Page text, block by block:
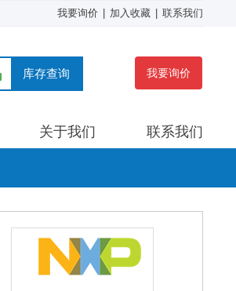
我要询价 加入收藏 联系我们
库存查询 我要询价
关于我们 联系我们